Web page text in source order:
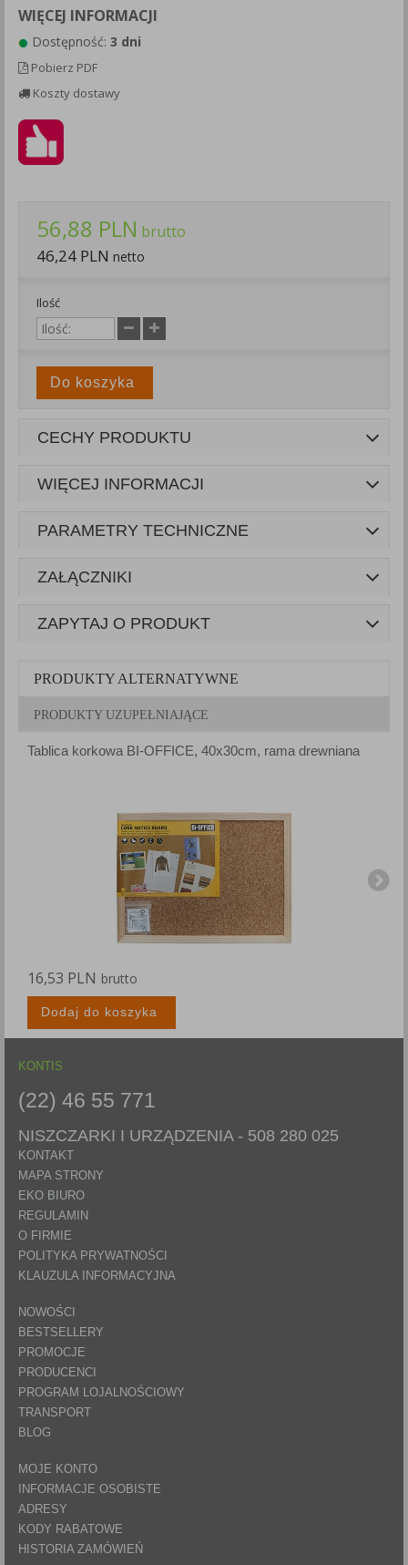
WIĘCEJ INFORMACJI
Dostępność: 3 dni
Pobierz PDF
Koszty dostawy
56,88 PLN brutto
46,24 PLN netto
Ilość
Do koszyka
CECHY PRODUKTU
WIĘCEJ INFORMACJI
PARAMETRY TECHNICZNE
ZAŁĄCZNIKI
ZAPYTAJ O PRODUKT
PRODUKTY ALTERNATYWNE
PRODUKTY UZUPEŁNIAJĄCE
Tablica korkowa BI-OFFICE, 40x30cm, rama drewniana
16,53 PLN brutto
Dodaj do koszyka
KONTIS
(22) 46 55 771
NISZCZARKI I URZĄDZENIA - 508 280 025
KONTAKT
MAPA STRONY
EKO BIURO
REGULAMIN
O FIRMIE
POLITYKA PRYWATNOŚCI
KLAUZULA INFORMACYJNA
NOWOŚCI
BESTSELLERY
PROMOCJE
PRODUCENCI
PROGRAM LOJALNOŚCIOWY
TRANSPORT
BLOG
MOJE KONTO
INFORMACJE OSOBISTE
ADRESY
KODY RABATOWE
HISTORIA ZAMÓWIEŃ
Klauzula Informacyjna (rozwiń)
Lista Zaufanych Partnerów (rozwiń)